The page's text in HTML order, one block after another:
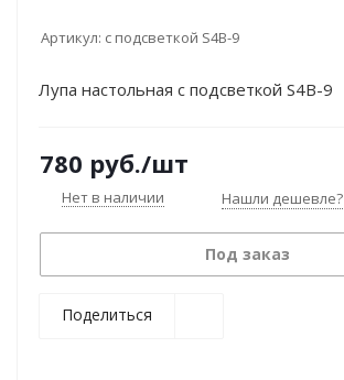
Артикул: с подсветкой S4B-9
Лупа настольная с подсветкой S4B-9
780 руб./шт
Нет в наличии Нашли дешевле?
Под заказ
Поделиться